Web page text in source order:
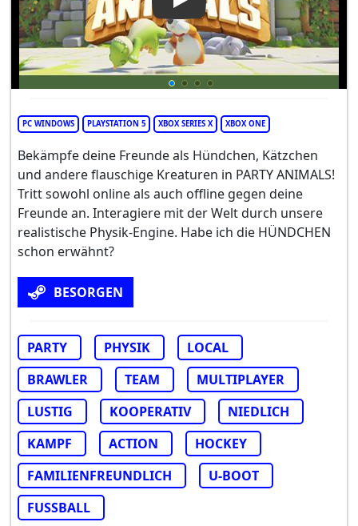
Play Video: Party Animals
PC WINDOWS PLAYSTATION 5 XBOX SERIES X XBOX ONE
Bekämpfe deine Freunde als Hündchen, Kätzchen
und andere flauschige Kreaturen in PARTY ANIMALS!
Tritt sowohl online als auch offline gegen deine
Freunde an. Interagiere mit der Welt durch unsere
realistische Physik-Engine. Habe ich die HÜNDCHEN
schon erwähnt?
BESORGEN
PARTY PHYSIK
LOCAL
BRAWLER
TEAM
MULTIPLAYER
LUSTIG
KOOPERATIV
NIEDLICH
KAMPF
ACTION
HOCKEY
FAMILIENFREUNDLICH
U-BOOT
FUSSBALL